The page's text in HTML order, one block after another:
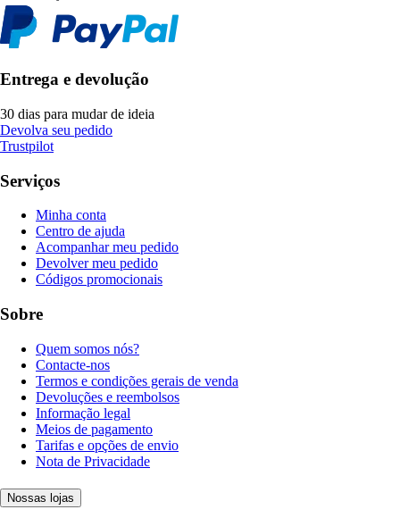
Entrega e devolução
30 dias para mudar de ideia
Devolva seu pedido
Trustpilot
Serviços
Minha conta
Centro de ajuda
Acompanhar meu pedido
Devolver meu pedido
Códigos promocionais
Sobre
Quem somos nós?
Contacte-nos
Termos e condições gerais de venda
Devoluções e reembolsos
Informação legal
Meios de pagamento
Tarifas e opções de envio
Nota de Privacidade
Nossas lojas